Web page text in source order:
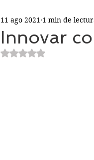
Innovar
11 ago 2021 1 min de
Obtuvo NaN de 5